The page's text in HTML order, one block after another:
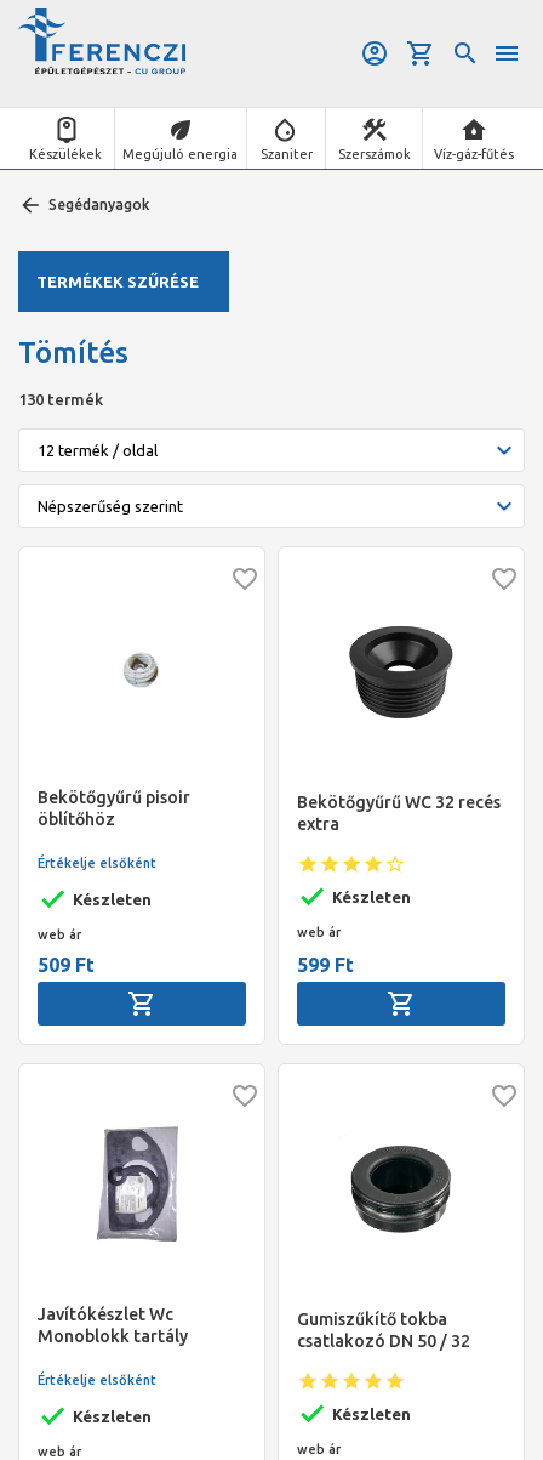
Készülékek Megújuló energia Szaniter Szerszámok Víz-gáz-fűtés
Segédanyagok
Tömítés
130 termék
Bekötőgyűrű pisoir
öblítőhöz
Készleten
Értékelje elsőként
web ár
509 Ft
Bekötőgyűrű WC 32 recés
extra
Készleten
web ár
599 Ft
Javítókészlet Wc
Monoblokk tartály
Készleten
Értékelje elsőként
web ár
Gumiszűkítő tokba
csatlakozó DN 50 / 32
Készleten
web ár
TERMÉKEK SZŰRÉSE